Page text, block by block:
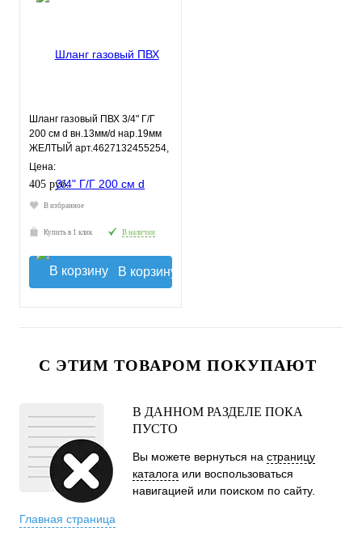
Шланг газовый ПВХ 3/4" Г/Г
200 см d вн.13мм/d нар.19мм
ЖЕЛТЫЙ арт.4627132455254,
ELKA
Цена:
405 руб.
В избранное
Купить в 1 клик В наличии
В корзину
С ЭТИМ ТОВАРОМ ПОКУПАЮТ
В ДАННОМ РАЗДЕЛЕ ПОКА
ПУСТО
Вы можете вернуться на страницу
каталога или воспользоваться
навигацией или поиском по сайту.
Главная страница